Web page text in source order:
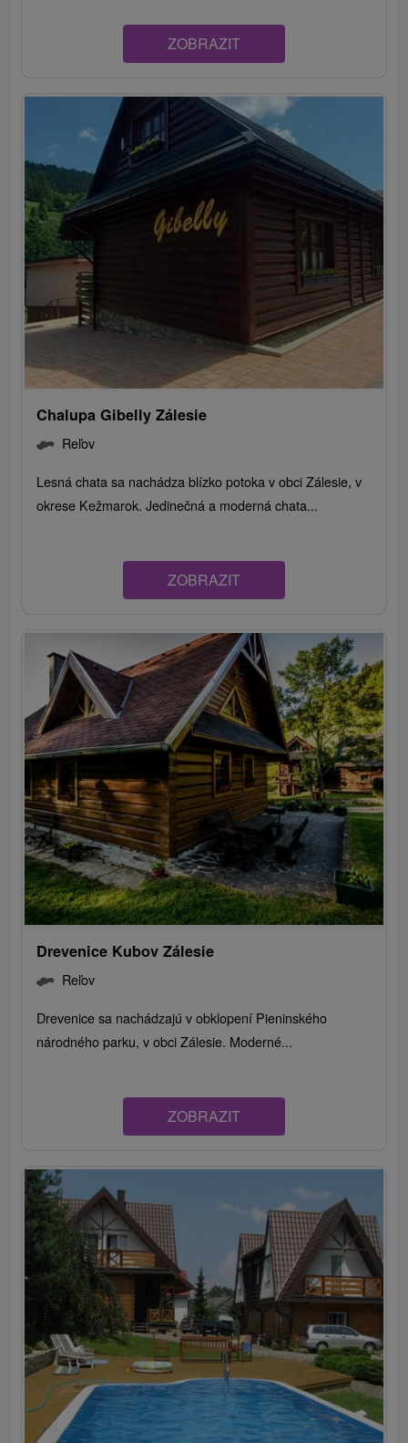
ZOBRAZIT
Chalupa Gibelly Zálesie
Reľov
Lesná chata sa nachádza blízko potoka v obci Zálesie, v
okrese Kežmarok. Jedinečná a moderná chata...
ZOBRAZIT
Drevenice Kubov Zálesie
Reľov
Drevenice sa nachádzajú v obklopení Pieninského
národného parku, v obci Zálesie. Moderné...
ZOBRAZIT